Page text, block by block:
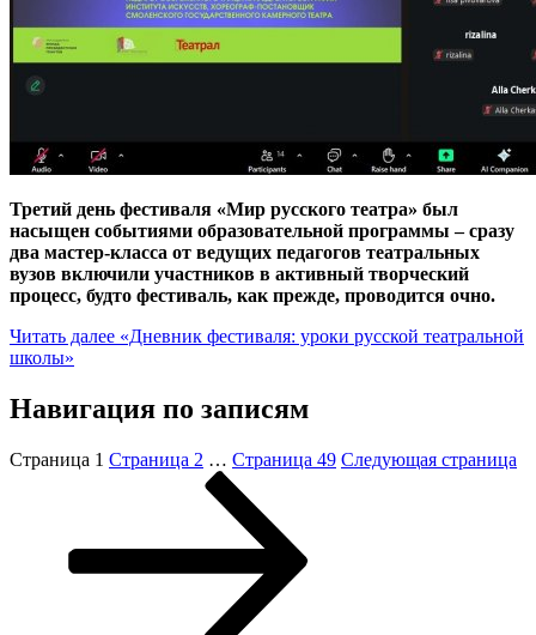
Третий день фестиваля «Мир русского театра» был
насыщен событиями образовательной программы – сразу
два мастер-класса от ведущих педагогов театральных
вузов включили участников в активный творческий
процесс, будто фестиваль, как прежде, проводится очно.
Читать далее «Дневник фестиваля: уроки русской театральной
школы»
Навигация по записям
Страница 1 Страница 2 … Страница 49 Следующая страница